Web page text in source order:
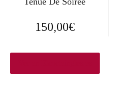
150,00€